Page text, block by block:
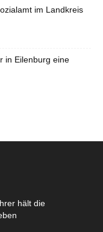
im Landkreis
in Eilenburg eine
hält die